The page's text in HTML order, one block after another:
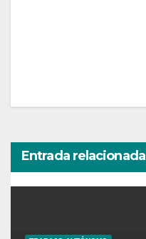
Entrada relacionada